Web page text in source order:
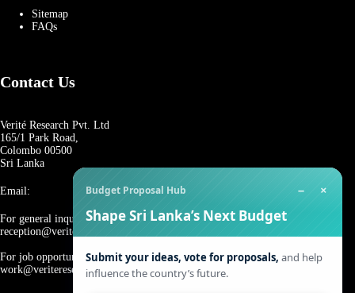
Sitemap
FAQs
Contact Us
Verité Research Pvt. Ltd
165/1 Park Road,
Colombo 00500
Sri Lanka
Email:
For general inquiries:
reception@veriteresearch.org
For job opportunities:
work@veriteresearch.org
Budget Proposal Hub − ×
Shape Sri Lanka’s Next Budget
Submit your ideas, vote for proposals, and help
influence the country’s future.